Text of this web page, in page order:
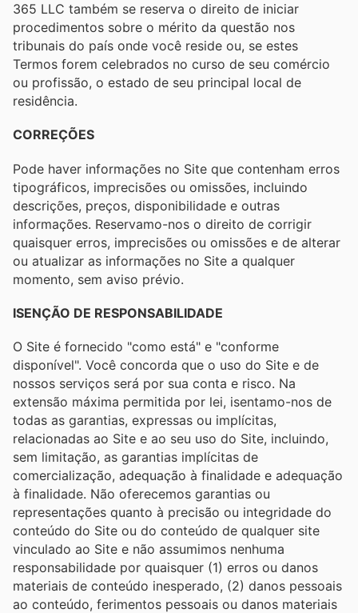
365 LLC também se reserva o direito de iniciar
procedimentos sobre o mérito da questão nos
tribunais do país onde você reside ou, se estes
Termos forem celebrados no curso de seu comércio
ou profissão, o estado de seu principal local de
residência.
CORREÇÕES
Pode haver informações no Site que contenham erros
tipográficos, imprecisões ou omissões, incluindo
descrições, preços, disponibilidade e outras
informações. Reservamo-nos o direito de corrigir
quaisquer erros, imprecisões ou omissões e de alterar
ou atualizar as informações no Site a qualquer
momento, sem aviso prévio.
ISENÇÃO DE RESPONSABILIDADE
O Site é fornecido "como está" e "conforme
disponível". Você concorda que o uso do Site e de
nossos serviços será por sua conta e risco. Na
extensão máxima permitida por lei, isentamo-nos de
todas as garantias, expressas ou implícitas,
relacionadas ao Site e ao seu uso do Site, incluindo,
sem limitação, as garantias implícitas de
comercialização, adequação à finalidade e adequação
à finalidade. Não oferecemos garantias ou
representações quanto à precisão ou integridade do
conteúdo do Site ou do conteúdo de qualquer site
vinculado ao Site e não assumimos nenhuma
responsabilidade por quaisquer (1) erros ou danos
materiais de conteúdo inesperado, (2) danos pessoais
ao conteúdo, ferimentos pessoais ou danos materiais